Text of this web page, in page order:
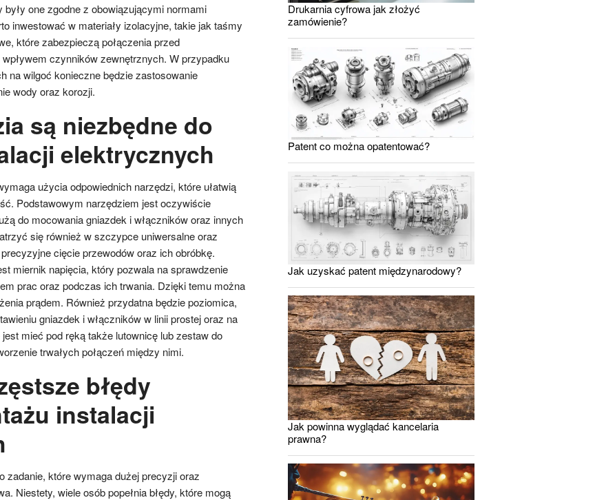
one zgodne z obowiązującymi normami
inwestować w materiały izolacyjne, takie jak taśmy
które zabezpieczą połączenia przed
czynników zewnętrznych. W przypadku
na wilgoć konieczne będzie zastosowanie
wody oraz korozji.
są niezbędne do
elektrycznych
użycia odpowiednich narzędzi, które ułatwią
Podstawowym narzędziem jest oczywiście
do mocowania gniazdek i włączników oraz innych
się również w szczypce uniwersalne oraz
cięcie przewodów oraz ich obróbkę.
miernik napięcia, który pozwala na sprawdzenie
prac oraz podczas ich trwania. Dzięki temu można
prądem. Również przydatna będzie poziomica,
gniazdek i włączników w linii prostej oraz na
mieć pod ręką także lutownicę lub zestaw do
trwałych połączeń między nimi.
błędy
instalacji
zadanie, które wymaga dużej precyzji oraz
Niestety, wiele osób popełnia błędy, które mogą
Drukarnia cyfrowa jak złożyć
zamówienie?
Patent co można opatentować?
Jak uzyskać patent międzynarodowy?
Jak powinna wyglądać kancelaria
prawna?